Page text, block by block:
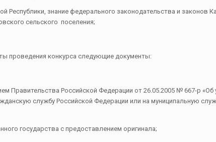
Республики, знание федерального законодательства и законов
сельского поселения;
проведения конкурса следующие документы:
Российской Федерации от 26.05.2005 № 667-р
службу Российской Федерации или на муниципальную
государства с предоставлением оригинала;